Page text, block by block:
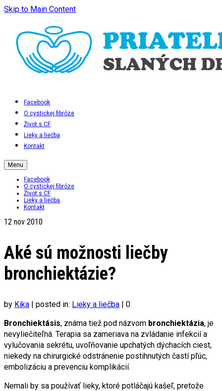
Skip to Main Content
Facebook
O cystickej fibróze
Život s CF
Lieky a liečba
Kontakt
Menu
Facebook
O cystickej fibróze
Život s CF
Lieky a liečba
Kontakt
12 nov 2010
Aké sú možnosti liečby
bronchiektázie?
by Kika | posted in: Lieky a liečba | 0
Bronchiektásis, známa tiež pod názvom bronchiektázia, je
nevyliečiteľná. Terapia sa zameriava na zvládanie infekcií a
vylučovania sekrétu, uvoľňovanie upchatých dýchacích ciest,
niekedy na chirurgické odstránenie postihnutých častí pľúc,
embolizáciu a prevenciu komplikácií.
Nemali by sa používať lieky, ktoré potláčajú kašeľ, pretože